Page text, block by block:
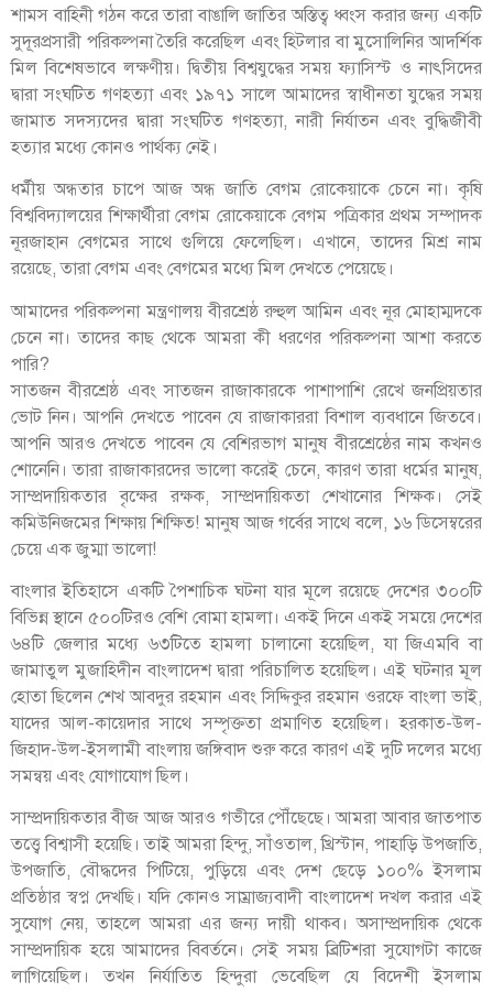
শামস বাহিনী গঠন করে তারা বাঙালি জাতির অস্তিত্ব ধ্বংস করার জন্য একটি
সুদূরপ্রসারী পরিকল্পনা তৈরি করেছিল এবং হিটলার বা মুসোলিনির আদর্শিক
মিল বিশেষভাবে লক্ষণীয়। দ্বিতীয় বিশ্বযুদ্ধের সময় ফ্যাসিস্ট ও নাৎসিদের
দ্বারা সংঘটিত গণহত্যা এবং ১৯৭১ সালে আমাদের স্বাধীনতা যুদ্ধের সময়
জামাত সদস্যদের দ্বারা সংঘটিত গণহত্যা, নারী নির্যাতন এবং বুদ্ধিজীবী
হত্যার মধ্যে কোনও পার্থক্য নেই।
ধর্মীয় অন্ধতার চাপে আজ অন্ধ জাতি বেগম রোকেয়াকে চেনে না। কৃষি
বিশ্ববিদ্যালয়ের শিক্ষার্থীরা বেগম রোকেয়াকে বেগম পত্রিকার প্রথম সম্পাদক
নূরজাহান বেগমের সাথে গুলিয়ে ফেলেছিল। এখানে, তাদের মিশ্র নাম
রয়েছে, তারা বেগম এবং বেগমের মধ্যে মিল দেখতে পেয়েছে।
আমাদের পরিকল্পনা মন্ত্রণালয় বীরশ্রেষ্ঠ রুহুল আমিন এবং নূর মোহাম্মদকে
চেনে না। তাদের কাছ থেকে আমরা কী ধরণের পরিকল্পনা আশা করতে
পারি?
সাতজন বীরশ্রেষ্ঠ এবং সাতজন রাজাকারকে পাশাপাশি রেখে জনপ্রিয়তার
ভোট নিন। আপনি দেখতে পাবেন যে রাজাকাররা বিশাল ব্যবধানে জিতবে।
আপনি আরও দেখতে পাবেন যে বেশিরভাগ মানুষ বীরশ্রেষ্ঠের নাম কখনও
শোনেনি। তারা রাজাকারদের ভালো করেই চেনে, কারণ তারা ধর্মের মানুষ,
সাম্প্রদায়িকতার বৃক্ষের রক্ষক, সাম্প্রদায়িকতা শেখানোর শিক্ষক। সেই
কমিউনিজমের শিক্ষায় শিক্ষিত! মানুষ আজ গর্বের সাথে বলে, ১৬ ডিসেম্বরের
চেয়ে এক জুম্মা ভালো!
বাংলার ইতিহাসে একটি পৈশাচিক ঘটনা যার মূলে রয়েছে দেশের ৩০০টি
বিভিন্ন স্থানে ৫০০টিরও বেশি বোমা হামলা। একই দিনে একই সময়ে দেশের
৬৪টি জেলার মধ্যে ৬৩টিতে হামলা চালানো হয়েছিল, যা জিএমবি বা
জামাতুল মুজাহিদীন বাংলাদেশ দ্বারা পরিচালিত হয়েছিল। এই ঘটনার মূল
হোতা ছিলেন শেখ আবদুর রহমান এবং সিদ্দিকুর রহমান ওরফে বাংলা ভাই,
যাদের আল-কায়েদার সাথে সম্পৃক্ততা প্রমাণিত হয়েছিল। হরকাত-উল-
জিহাদ-উল-ইসলামী বাংলায় জঙ্গিবাদ শুরু করে কারণ এই দুটি দলের মধ্যে
সমন্বয় এবং যোগাযোগ ছিল।
সাম্প্রদায়িকতার বীজ আজ আরও গভীরে পৌঁছেছে। আমরা আবার জাতপাত
তত্ত্বে বিশ্বাসী হয়েছি। তাই আমরা হিন্দু, সাঁওতাল, খ্রিস্টান, পাহাড়ি উপজাতি,
উপজাতি, বৌদ্ধদের পিটিয়ে, পুড়িয়ে এবং দেশ ছেড়ে ১০০% ইসলাম
প্রতিষ্ঠার স্বপ্ন দেখছি। যদি কোনও সাম্রাজ্যবাদী বাংলাদেশ দখল করার এই
সুযোগ নেয়, তাহলে আমরা এর জন্য দায়ী থাকব। অসাম্প্রদায়িক থেকে
সাম্প্রদায়িক হয়ে আমাদের বিবর্তনে। সেই সময় ব্রিটিশরা সুযোগটা কাজে
লাগিয়েছিল। তখন নির্যাতিত হিন্দুরা ভেবেছিল যে বিদেশী ইসলাম